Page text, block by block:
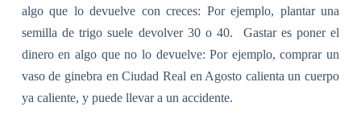
algo que lo devuelve con creces: Por ejemplo, plantar una
semilla de trigo suele devolver 30 o 40.
Gastar es poner el
dinero en algo que no lo devuelve: Por ejemplo, comprar un
vaso de ginebra en Ciudad Real en Agosto calienta un cuerpo
ya caliente, y puede llevar a un accidente.